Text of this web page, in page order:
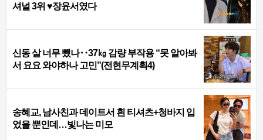
셔널 3위 ♥장윤서였다
신동 살 너무 뺐나‥37㎏ 감량 부작용 “못 알아봐
서 요요 와야하나 고민”(전현무계획4)
송혜교, 남사친과 데이트서 흰 티셔츠+청바지 입
었을 뿐인데…빛나는 미모